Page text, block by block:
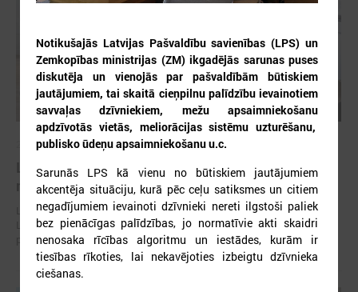
2026. gada 30. jūlijs
Latvijas Pašvaldību savienības un Iekšlietu
ministrijas sarunas
Latvijas Pašvaldību savienība aicina piedalīties Iekšlietu ministrijas un
Latvijas Pašvaldību savienības sarunās, kas notiks šī gada 5. augustā
plkst. 14:30 LPS 4. stāva zālē (Mazā Pils iela 1, Rīga).
Notikušajās Latvijas Pašvaldību savienības (LPS) un
Zemkopības ministrijas (ZM) ikgadējās sarunas puses
diskutēja un vienojās par pašvaldībām būtiskiem
jautājumiem, tai skaitā cieņpilnu palīdzību ievainotiem
savvaļas dzīvniekiem, mežu apsaimniekošanu
apdzīvotās vietās, meliorācijas sistēmu uzturēšanu,
publisko ūdeņu apsaimniekošanu u.c.
Sarunās LPS kā vienu no būtiskiem jautājumiem
akcentēja situāciju, kurā pēc ceļu satiksmes un citiem
negadījumiem ievainoti dzīvnieki nereti ilgstoši paliek
bez pienācīgas palīdzības, jo normatīvie akti skaidri
nenosaka rīcības algoritmu un iestādes, kurām ir
tiesības rīkoties, lai nekavējoties izbeigtu dzīvnieka
ciešanas.